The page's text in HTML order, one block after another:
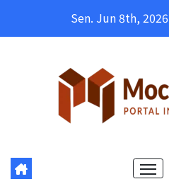
Sen. Jun 8th, 2026